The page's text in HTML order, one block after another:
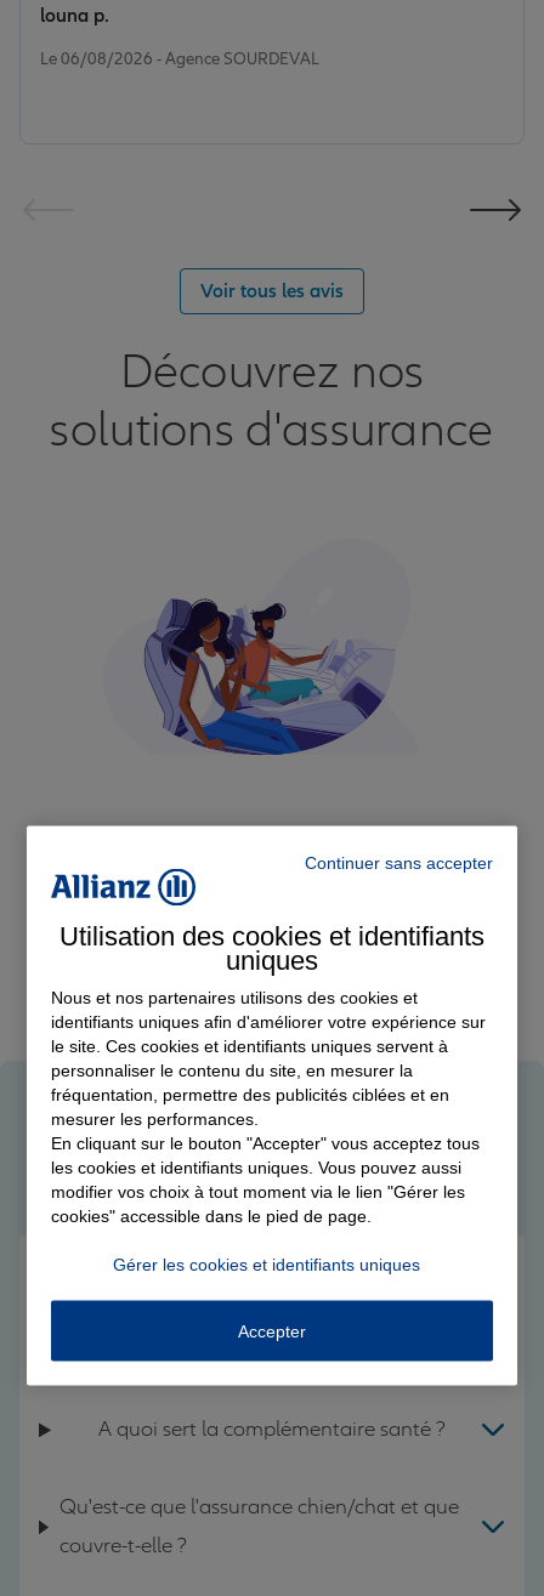
Tous nos devis d'assurance
Le 06/08/2026 - Agence SOURDEVAL
louna p.
Voir tous les avis
Découvrez nos
solutions d'assurance
Assurance auto
Devis Assurance Auto
Questions fréquentes sur nos
assurances Allianz
Comment bien choisir son assurance auto ?
A quoi sert la complémentaire santé ?
Qu'est-ce que l'assurance chien/chat et que
couvre-t-elle ?
Continuer sans accepter
Utilisation des cookies et identifiants
uniques
Nous et nos partenaires utilisons des cookies et
identifiants uniques afin d'améliorer votre expérience sur
le site. Ces cookies et identifiants uniques servent à
personnaliser le contenu du site, en mesurer la
fréquentation, permettre des publicités ciblées et en
mesurer les performances.
En cliquant sur le bouton "Accepter" vous acceptez tous
les cookies et identifiants uniques. Vous pouvez aussi
modifier vos choix à tout moment via le lien "Gérer les
cookies" accessible dans le pied de page.
Gérer les cookies et identifiants uniques
Accepter